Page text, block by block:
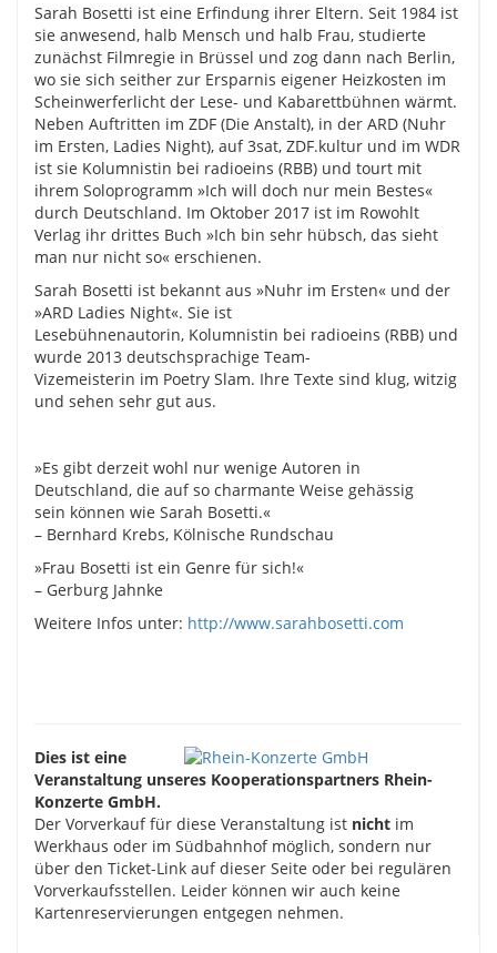
Sarah Bosetti ist eine Erfindung ihrer Eltern. Seit 1984 ist
sie anwesend, halb Mensch und halb Frau, studierte
zunächst Filmregie in Brüssel und zog dann nach Berlin,
wo sie sich seither zur Ersparnis eigener Heizkosten im
Scheinwerferlicht der Lese- und Kabarettbühnen wärmt.
Neben Auftritten im ZDF (Die Anstalt), in der ARD (Nuhr
im Ersten, Ladies Night), auf 3sat, ZDF.kultur und im WDR
ist sie Kolumnistin bei radioeins (RBB) und tourt mit
ihrem Soloprogramm »Ich will doch nur mein Bestes«
durch Deutschland. Im Oktober 2017 ist im Rowohlt
Verlag ihr drittes Buch »Ich bin sehr hübsch, das sieht
man nur nicht so« erschienen.
Sarah Bosetti ist bekannt aus »Nuhr im Ersten« und der
»ARD Ladies Night«. Sie ist
Lesebühnenautorin, Kolumnistin bei radioeins (RBB) und
wurde 2013 deutschsprachige Team-
Vizemeisterin im Poetry Slam. Ihre Texte sind klug, witzig
und sehen sehr gut aus.
»Es gibt derzeit wohl nur wenige Autoren in
Deutschland, die auf so charmante Weise gehässig
sein können wie Sarah Bosetti.«
– Bernhard Krebs, Kölnische Rundschau
»Frau Bosetti ist ein Genre für sich!«
– Gerburg Jahnke
Weitere Infos unter: http://www.sarahbosetti.com
Dies ist eine
Veranstaltung unseres Kooperationspartners Rhein-
Konzerte GmbH.
Der Vorverkauf für diese Veranstaltung ist nicht im
Werkhaus oder im Südbahnhof möglich, sondern nur
über den Ticket-Link auf dieser Seite oder bei regulären
Vorverkaufsstellen. Leider können wir auch keine
Kartenreservierungen entgegen nehmen.